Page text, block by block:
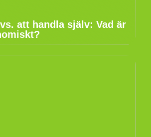
att handla själv: Vad är